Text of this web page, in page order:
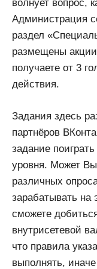
волнует вопрос,
Администрация
раздел
размещены
получаете от 3
действия.
Задания здесь
партнёров
задание
уровня. Может
различных
зарабатывать на
сможете
внутрисетевой
что правила
выполнять,